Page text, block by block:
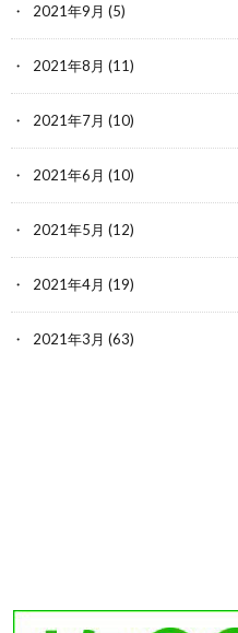
2021年9月 (5)
2021年8月 (11)
2021年7月 (10)
2021年6月 (10)
2021年5月 (12)
2021年4月 (19)
2021年3月 (63)